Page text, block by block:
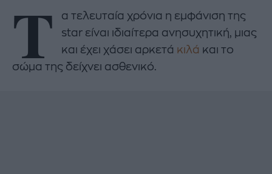
Τ
α τελευταία χρόνια η εμφάνιση της
star είναι ιδιαίτερα ανησυχητική, μιας
και έχει χάσει αρκετά κιλά και το
σώμα της δείχνει ασθενικό.